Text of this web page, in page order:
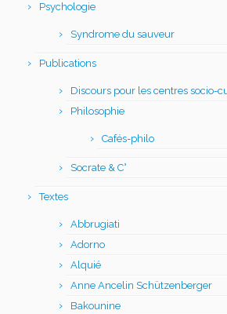
Psychologie
Syndrome du sauveur
Publications
Discours pour les centres socio-
Philosophie
Cafés-philo
Socrate & C°
Textes
Abbrugiati
Adorno
Alquié
Anne Ancelin Schützenberger
Bakounine